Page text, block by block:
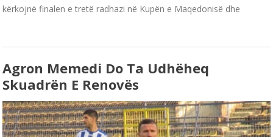
kërkojnë finalen e tretë radhazi në Kupën e Maqedonisë dhe
Agron Memedi Do Ta Udhëheq
Skuadrën E Renovës